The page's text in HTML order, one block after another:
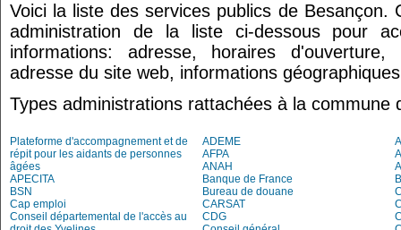
Voici la liste des services publics de Besançon.
administration de la liste ci-dessous pour
informations: adresse, horaires
adresse du site web, informations
Types administrations rattachées à la commune
Plateforme d'accompagnement et de
répit pour les aidants de personnes
âgées
ADEME
AFPA
ANAH
APECITA
Banque de France
BSN
Bureau de douane
Cap emploi
CARSAT
Conseil départemental de l'accès au
CDG